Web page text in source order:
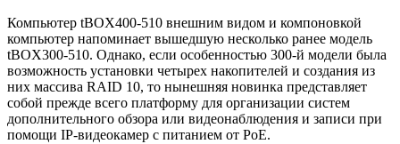
Компьютер tBOX400-510 внешним видом и компоновкой
компьютер напоминает вышедшую несколько ранее модель
tBOX300-510. Однако, если особенностью 300-й модели была
возможность установки четырех накопителей и создания из
них массива RAID 10, то нынешняя новинка представляет
собой прежде всего платформу для организации систем
дополнительного обзора или видеонаблюдения и записи при
помощи IP-видеокамер с питанием от PoE.